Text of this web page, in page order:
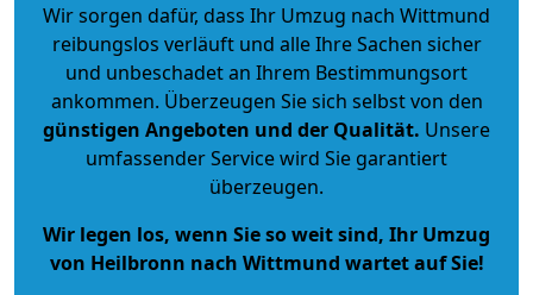
Wir sorgen dafür, dass Ihr Umzug nach Wittmund
reibungslos verläuft und alle Ihre Sachen sicher
und unbeschadet an Ihrem Bestimmungsort
ankommen. Überzeugen Sie sich selbst von den
günstigen Angeboten und der Qualität. Unsere
umfassender Service wird Sie garantiert
überzeugen.
Wir legen los, wenn Sie so weit sind, Ihr Umzug
von Heilbronn nach Wittmund wartet auf Sie!